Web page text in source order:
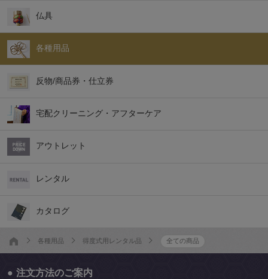
仏具
各種用品
反物/商品券・仕立券
宅配クリーニング・アフターケア
アウトレット
レンタル
カタログ
各種用品 得度式用レンタル品 全ての商品
注文方法のご案内